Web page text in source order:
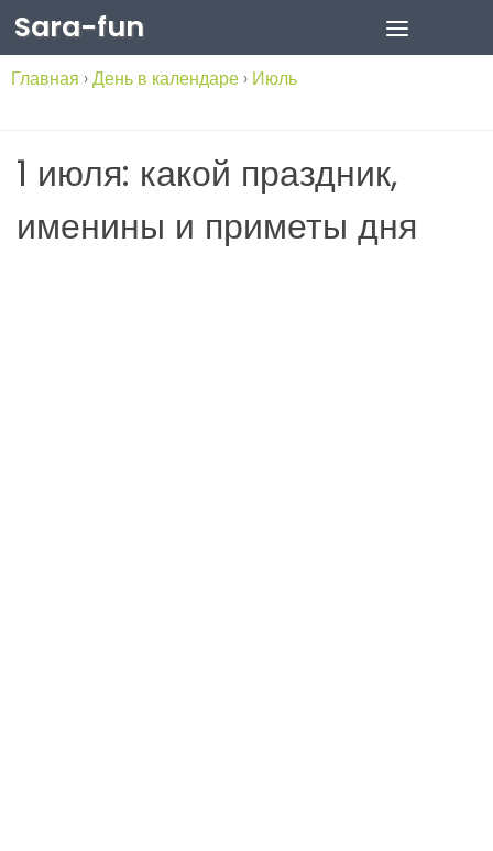
Skip to content
Sara-fun
Главная ›День в календаре › Июль
1 июля: какой праздник,
именины и приметы дня